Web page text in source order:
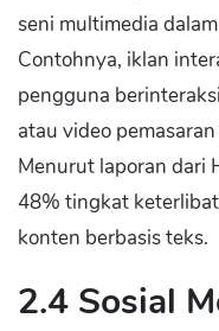
seni multimedia
Contohnya, iklan
pengguna
atau video
Menurut laporan dari
48% tingkat
konten berbasis teks.
2.4 Sosial